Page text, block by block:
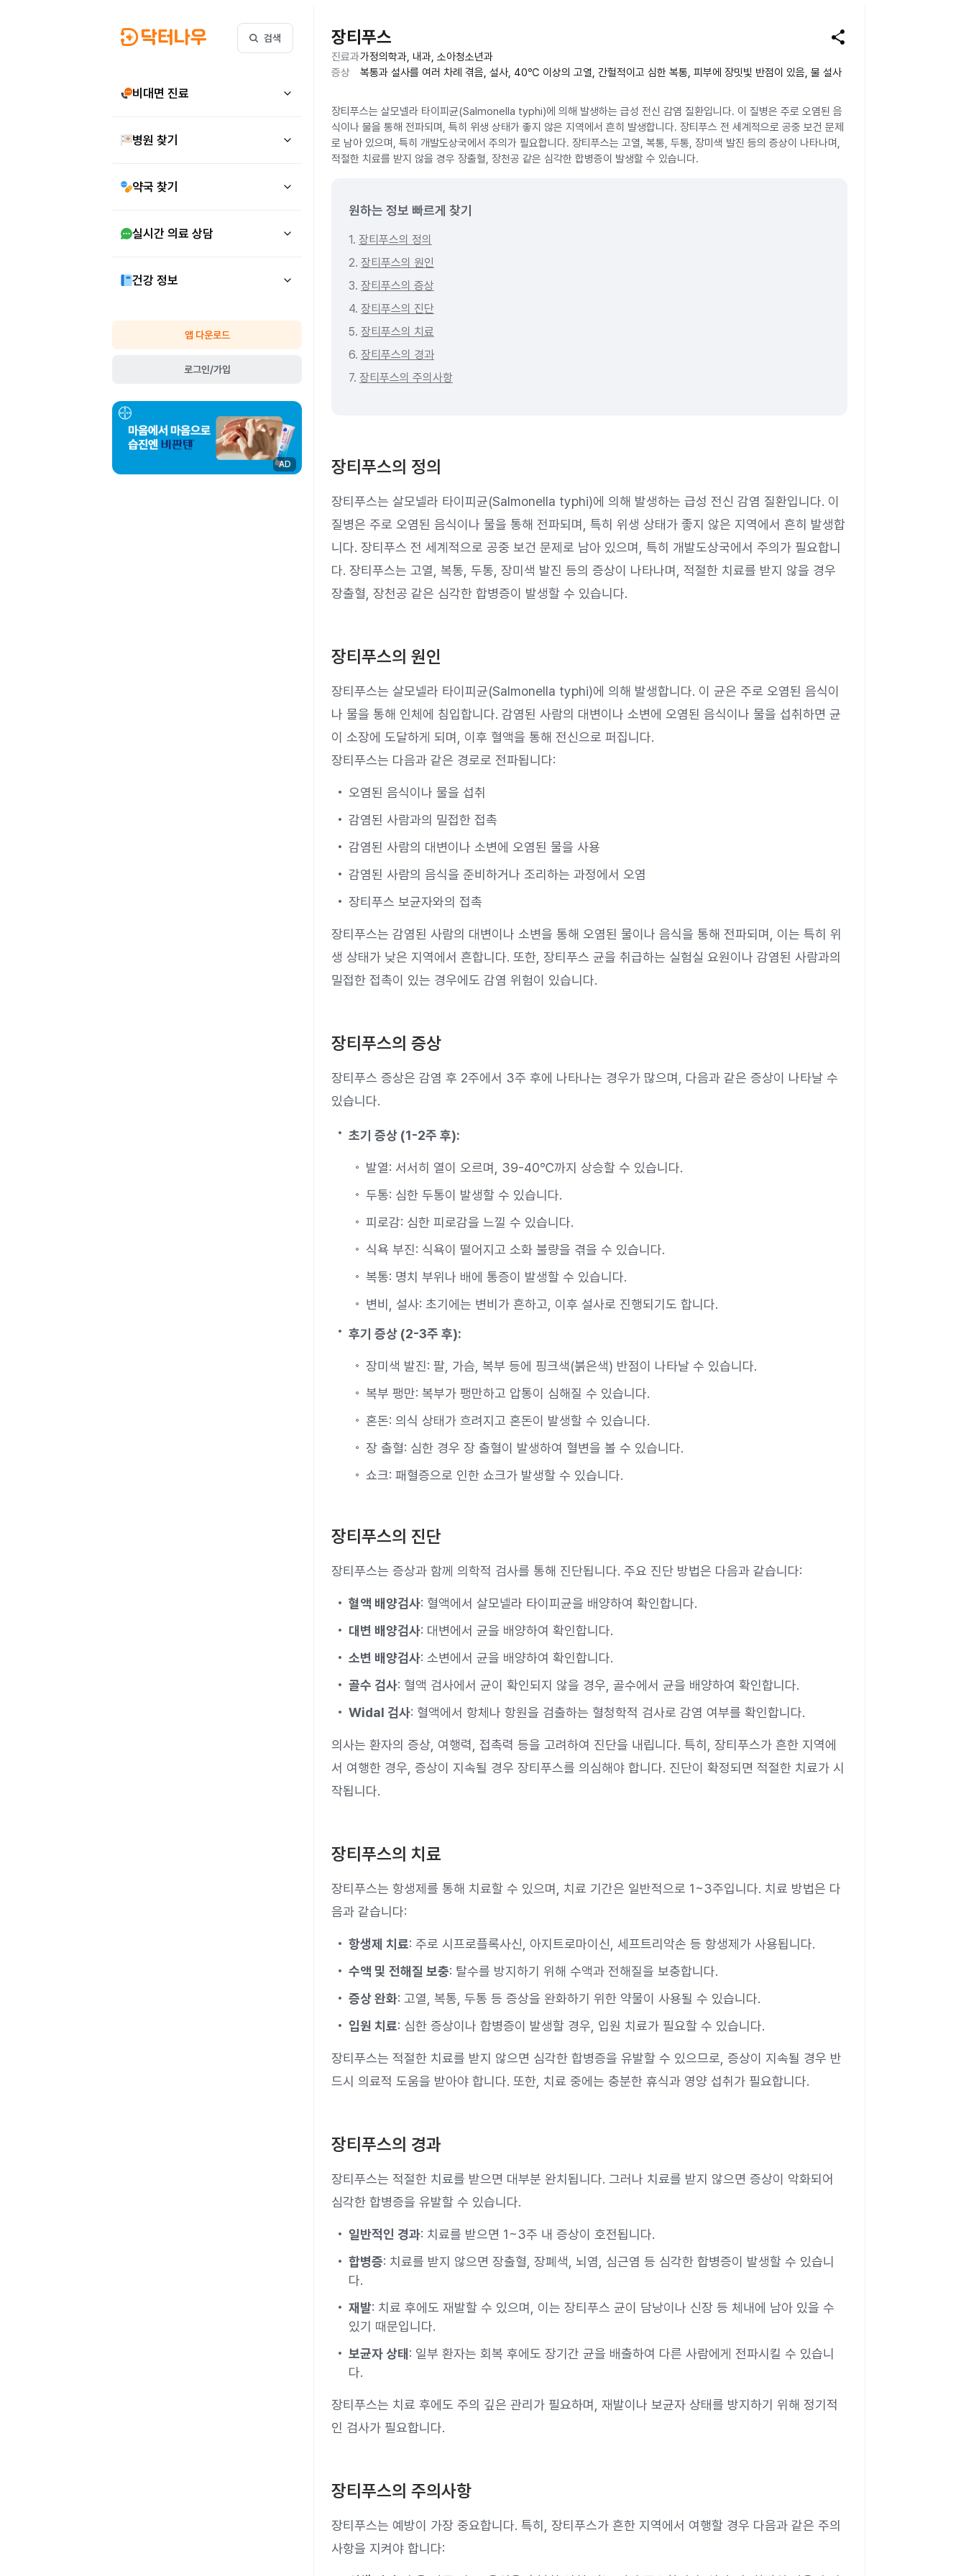
검색
비대면 진료
병원 찾기
약국 찾기
실시간 의료 상담
건강 정보
앱 다운로드
로그인/가입
AD
장티푸스 share
진료과가정의학과, 내과, 소아청소년과
증상
복통과 설사를 여러 차례 겪음, 설사, 40℃ 이상의 고열, 간헐적이고 심한 복통, 피부에 장밋빛 반점이 있음, 물 설사
장티푸스는 살모넬라 타이피균(Salmonella typhi)에 의해 발생하는 급성 전신 감염 질환입니다. 이 질병은 주로 오염된 음
식이나 물을 통해 전파되며, 특히 위생 상태가 좋지 않은 지역에서 흔히 발생합니다. 장티푸스 전 세계적으로 공중 보건 문제
로 남아 있으며, 특히 개발도상국에서 주의가 필요합니다. 장티푸스는 고열, 복통, 두통, 장미색 발진 등의 증상이 나타나며,
적절한 치료를 받지 않을 경우 장출혈, 장천공 같은 심각한 합병증이 발생할 수 있습니다.
원하는 정보 빠르게 찾기
1. 장티푸스의 정의
2. 장티푸스의 원인
3. 장티푸스의 증상
4. 장티푸스의 진단
5. 장티푸스의 치료
6. 장티푸스의 경과
7. 장티푸스의 주의사항
장티푸스의 정의
장티푸스는 살모넬라 타이피균(Salmonella typhi)에 의해 발생하는 급성 전신 감염 질환입니다. 이
질병은 주로 오염된 음식이나 물을 통해 전파되며, 특히 위생 상태가 좋지 않은 지역에서 흔히 발생합
니다. 장티푸스 전 세계적으로 공중 보건 문제로 남아 있으며, 특히 개발도상국에서 주의가 필요합니
다. 장티푸스는 고열, 복통, 두통, 장미색 발진 등의 증상이 나타나며, 적절한 치료를 받지 않을 경우
장출혈, 장천공 같은 심각한 합병증이 발생할 수 있습니다.
장티푸스의 원인
장티푸스는 살모넬라 타이피균(Salmonella typhi)에 의해 발생합니다. 이 균은 주로 오염된 음식이
나 물을 통해 인체에 침입합니다. 감염된 사람의 대변이나 소변에 오염된 음식이나 물을 섭취하면 균
이 소장에 도달하게 되며, 이후 혈액을 통해 전신으로 퍼집니다.
장티푸스는 다음과 같은 경로로 전파됩니다:
오염된 음식이나 물을 섭취
감염된 사람과의 밀접한 접촉
감염된 사람의 대변이나 소변에 오염된 물을 사용
감염된 사람의 음식을 준비하거나 조리하는 과정에서 오염
장티푸스 보균자와의 접촉
장티푸스는 감염된 사람의 대변이나 소변을 통해 오염된 물이나 음식을 통해 전파되며, 이는 특히 위
생 상태가 낮은 지역에서 흔합니다. 또한, 장티푸스 균을 취급하는 실험실 요원이나 감염된 사람과의
밀접한 접촉이 있는 경우에도 감염 위험이 있습니다.
장티푸스의 증상
장티푸스 증상은 감염 후 2주에서 3주 후에 나타나는 경우가 많으며, 다음과 같은 증상이 나타날 수
있습니다.
초기 증상 (1-2주 후):
발열: 서서히 열이 오르며, 39-40℃까지 상승할 수 있습니다.
두통: 심한 두통이 발생할 수 있습니다.
피로감: 심한 피로감을 느낄 수 있습니다.
식욕 부진: 식욕이 떨어지고 소화 불량을 겪을 수 있습니다.
복통: 명치 부위나 배에 통증이 발생할 수 있습니다.
변비, 설사: 초기에는 변비가 흔하고, 이후 설사로 진행되기도 합니다.
후기 증상 (2-3주 후):
장미색 발진: 팔, 가슴, 복부 등에 핑크색(붉은색) 반점이 나타날 수 있습니다.
복부 팽만: 복부가 팽만하고 압통이 심해질 수 있습니다.
혼돈: 의식 상태가 흐려지고 혼돈이 발생할 수 있습니다.
장 출혈: 심한 경우 장 출혈이 발생하여 혈변을 볼 수 있습니다.
쇼크: 패혈증으로 인한 쇼크가 발생할 수 있습니다.
장티푸스의 진단
장티푸스는 증상과 함께 의학적 검사를 통해 진단됩니다. 주요 진단 방법은 다음과 같습니다:
혈액 배양검사: 혈액에서 살모넬라 타이피균을 배양하여 확인합니다.
대변 배양검사: 대변에서 균을 배양하여 확인합니다.
소변 배양검사: 소변에서 균을 배양하여 확인합니다.
골수 검사: 혈액 검사에서 균이 확인되지 않을 경우, 골수에서 균을 배양하여 확인합니다.
Widal 검사: 혈액에서 항체나 항원을 검출하는 혈청학적 검사로 감염 여부를 확인합니다.
의사는 환자의 증상, 여행력, 접촉력 등을 고려하여 진단을 내립니다. 특히, 장티푸스가 흔한 지역에
서 여행한 경우, 증상이 지속될 경우 장티푸스를 의심해야 합니다. 진단이 확정되면 적절한 치료가 시
작됩니다.
장티푸스의 치료
장티푸스는 항생제를 통해 치료할 수 있으며, 치료 기간은 일반적으로 1~3주입니다. 치료 방법은 다
음과 같습니다:
항생제 치료: 주로 시프로플록사신, 아지트로마이신, 세프트리악손 등 항생제가 사용됩니다.
수액 및 전해질 보충: 탈수를 방지하기 위해 수액과 전해질을 보충합니다.
증상 완화: 고열, 복통, 두통 등 증상을 완화하기 위한 약물이 사용될 수 있습니다.
입원 치료: 심한 증상이나 합병증이 발생할 경우, 입원 치료가 필요할 수 있습니다.
장티푸스는 적절한 치료를 받지 않으면 심각한 합병증을 유발할 수 있으므로, 증상이 지속될 경우 반
드시 의료적 도움을 받아야 합니다. 또한, 치료 중에는 충분한 휴식과 영양 섭취가 필요합니다.
장티푸스의 경과
장티푸스는 적절한 치료를 받으면 대부분 완치됩니다. 그러나 치료를 받지 않으면 증상이 악화되어
심각한 합병증을 유발할 수 있습니다.
일반적인 경과: 치료를 받으면 1~3주 내 증상이 호전됩니다.
합병증: 치료를 받지 않으면 장출혈, 장폐색, 뇌염, 심근염 등 심각한 합병증이 발생할 수 있습니
다.
재발: 치료 후에도 재발할 수 있으며, 이는 장티푸스 균이 담낭이나 신장 등 체내에 남아 있을 수
있기 때문입니다.
보균자 상태 : 일부 환자는 회복 후에도 장기간 균을 배출하여 다른 사람에게 전파시킬 수 있습니
다.
장티푸스는 치료 후에도 주의 깊은 관리가 필요하며, 재발이나 보균자 상태를 방지하기 위해 정기적
인 검사가 필요합니다.
장티푸스의 주의사항
장티푸스는 예방이 가장 중요합니다. 특히, 장티푸스가 흔한 지역에서 여행할 경우 다음과 같은 주의
사항을 지켜야 합니다: